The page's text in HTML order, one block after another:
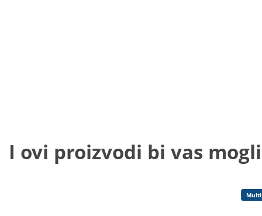
I ovi proizvodi bi vas
Multi